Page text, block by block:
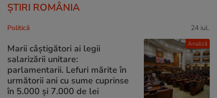
ȘTIRI ROMÂNIA
Analiză
Politică 24 iul.
Marii câștigători ai legii
salarizării unitare:
parlamentarii. Lefuri mărite în
următorii ani cu sume cuprinse
în 5.000 și 7.000 de lei